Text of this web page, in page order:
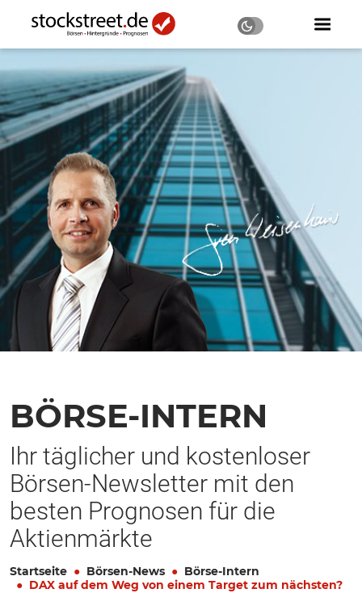
BÖRSE-INTERN
Ihr täglicher und kostenloser
Börsen-Newsletter mit den
besten Prognosen für die
Aktienmärkte
Startseite Börsen-News
Börse-Intern
DAX auf dem Weg von einem Target zum nächsten?